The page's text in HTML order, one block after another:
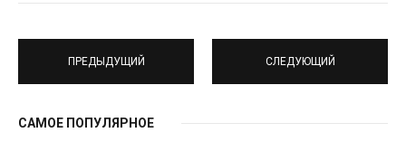
ПРЕДЫДУЩИЙ СЛЕДУЮЩИЙ
САМОЕ ПОПУЛЯРНОЕ